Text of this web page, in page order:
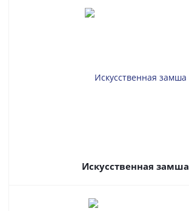
Искусственная замша